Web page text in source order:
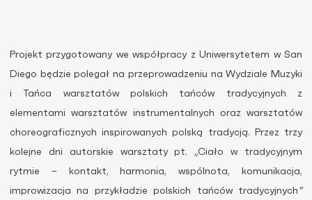
Projekt przygotowany we współpracy z Uniwersytetem w San
Diego będzie polegał na przeprowadzeniu na Wydziale Muzyki
i Tańca warsztatów polskich tańców tradycyjnych z
elementami warsztatów instrumentalnych oraz warsztatów
choreograficznych inspirowanych polską tradycją. Przez trzy
kolejne dni autorskie warsztaty pt. „Ciało w tradycyjnym
rytmie – kontakt, harmonia, wspólnota, komunikacja,
improwizacja na przykładzie polskich tańców tradycyjnych ”